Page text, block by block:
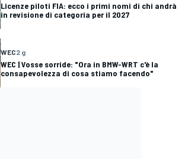
Licenze piloti FIA: ecco i primi nomi di chi andrà
in revisione di categoria per il 2027
WEC2 g
WEC | Vosse sorride: "Ora in BMW-WRT c'è la
consapevolezza di cosa stiamo facendo"